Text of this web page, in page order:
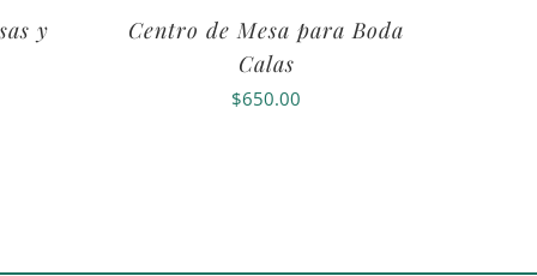
y
Centro de Mesa para Boda
Calas
$650.00